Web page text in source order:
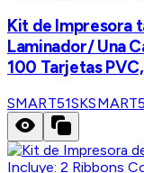
Kit de Impresora
Laminador/ Una
100 Tarjetas
SMART51SK